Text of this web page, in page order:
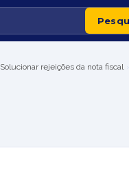
Solucionar rejeições da nota fiscal